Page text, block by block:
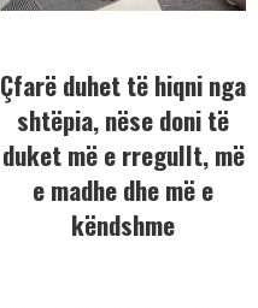
Çfarë duhet të hiqni nga
shtëpia, nëse doni të
duket më e rregullt, më
e madhe dhe më e
këndshme